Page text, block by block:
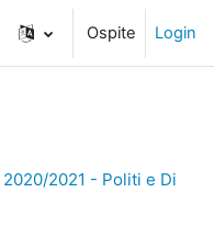
Ospite Login
2021 - Politi e Di